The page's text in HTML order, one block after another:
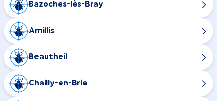
Bazoches-lès-Bray
Amillis
Beautheil
Chailly-en-Brie